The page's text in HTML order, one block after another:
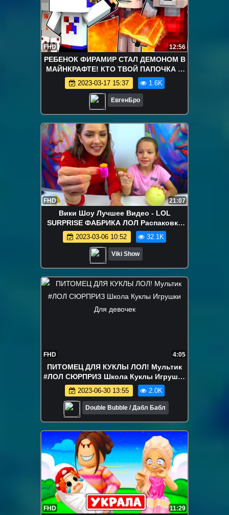
FHD 12:56
РЕБЕНОК ФИРАМИР СТАЛ ДЕМОНОМ В
МАЙНКРАФТЕ! КТО ТВОЙ ПАПОЧКА В
MINECRAFT! ДЕТИ В МАЙНКРАФТ! МИР
ДЕТЕЙ
2023-03-17 15:37 1.6K
ЕвгенБро
FHD 21:07
Вики Шоу Лучшее Видео - LOL
SURPRISE ФАБРИКА ЛОЛ Распаковка
Самой Новой 3 Серии Кукол Confetti
Pop и Lil Sister / Вики Шоу
2023-03-06 10:52 32.1K
Viki Show
FHD 4:05
ПИТОМЕЦ ДЛЯ КУКЛЫ ЛОЛ! Мультик
#ЛОЛ СЮРПРИЗ Школа Куклы Игрушки
Для девочек
2023-06-30 13:55 2.0K
Double Bubble / Дабл Бабл
FHD 11:29